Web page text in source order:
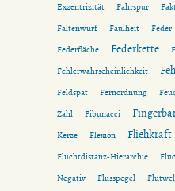
Exzentrizität
Fahrspur
Faltenwurf
Faulheit
Federfläche
Federkette
Fehlerwahrscheinlichkeit
Feldspat
Fernordnung
Zahl
Fibunacci
Kerze
Flexion Fliehkraft
Fluchtdistanz-Hierarchie
Negativ
Flusspegel